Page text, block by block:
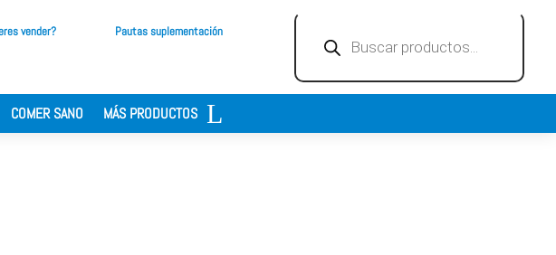
vender? Pautas suplementación
productos
COMER SANO MÁS PRODUCTOS